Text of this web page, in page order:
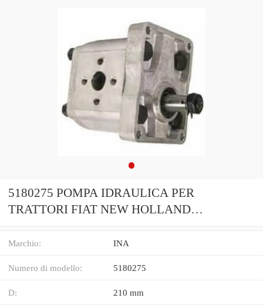
5180275 POMPA IDRAULICA PER
TRATTORI FIAT NEW HOLLAND
Marchio: INA
Numero di modello: 5180275
D: 210 mm